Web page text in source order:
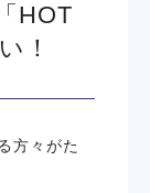
HOT
！
方々がた